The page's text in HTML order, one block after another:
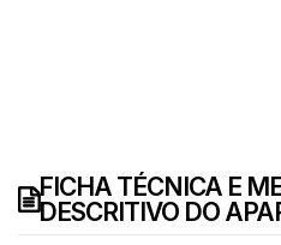
FICHA TÉCNICA E
DESCRITIVO DO